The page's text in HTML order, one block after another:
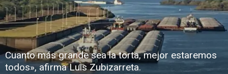
Cuanto más grande sea la torta, mejor estaremos
todos», afirma Luis Zubizarreta.